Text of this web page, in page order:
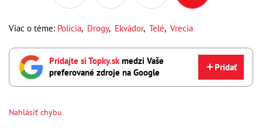
Viac o téme: Polícia, Drogy, Ekvádor, Telé, Vrecia
Pridajte si Topky.skmedzi Vaše
preferované zdroje na Google
Pridať
Nahlásiť chybu